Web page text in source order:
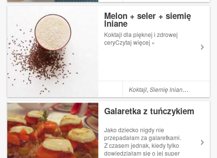
gotujemy do miękkości w
lekko...
Melon + seler + siemię
lniane
Koktajl dla pięknej i zdrowej
ceryCzytaj więcej »
Koktajl,Siemię lniane ,
Galaretka z tuńczykiem
Jako dziecko nigdy nie
przepadałam za galaretkami.
Z czasem jednak, kiedy tylko
dowiedziałam się o jej super